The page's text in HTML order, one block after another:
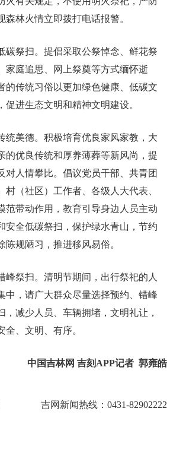
森林火情立即拨打电话报警。
祭扫。提倡采取公祭悼念、鲜花祭
家庭追思、网上祭奠等方式缅怀逝
的传统习俗以更加绿色健康、低碳文
促进生态文明和精神文明建设。
美德。积极培育优良家风家教，大
的优良传统和厚养薄葬等新风尚，提
对人情攀比。倡议党员干部、共青团
村（社区）工作者、各级人大代表、
范带动作用，教育引导身边人员主动
安全低碳祭扫，保护绿水青山，节约
陈规陋习，推进移风易俗。
祭扫。清明节期间，出行祭祀的人
中，请广大群众尽量选择预约、错峰
，减少人员、车辆拥堵，文明礼让，
全、文明、有序。
中国吉林网 吉刻APP记者 郭雍皓
吉网新闻热线：0431-82902222